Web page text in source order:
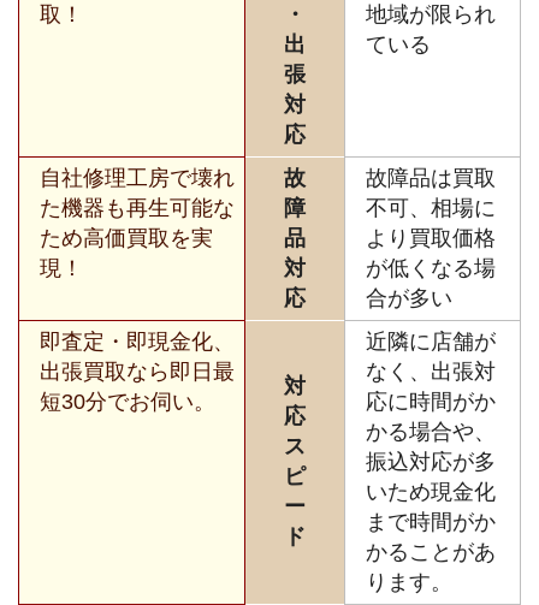
取！
・
出
張
対
応
地域が限られ
ている
自社修理工房で壊れ
た機器も再生可能な
ため高価買取を実
現！
故
障
品
対
応
故障品は買取
不可、相場に
より買取価格
が低くなる場
合が多い
即査定・即現金化、
出張買取なら即日最
短30分でお伺い。
対
応
ス
ピ
ー
ド
近隣に店舗が
なく、出張対
応に時間がか
かる場合や、
振込対応が多
いため現金化
まで時間がか
かることがあ
ります。